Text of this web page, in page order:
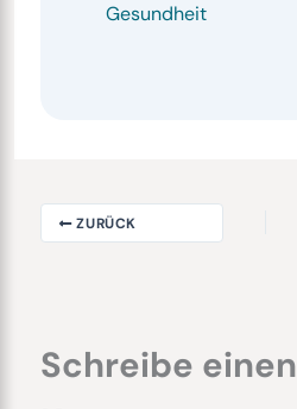
Gesundheit
ZURÜCK
Schreibe einen